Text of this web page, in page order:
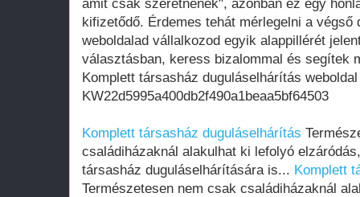
amit csak szeretnének", azonban ez egy
kifizetődő. Érdemes tehát mérlegelni a végső
weboldalad vállalkozod egyik alappillérét
választásban, keress bizalommal és segítek
Komplett társasház duguláselhárítás
KW22d5995a400db2f490a1beaa5bf64503
Komplett társasház duguláselhárítás
családiházaknál alakulhat ki lefolyó
társasház duguláselhárítására is... Komplett
Természetesen nem csak családiházaknál